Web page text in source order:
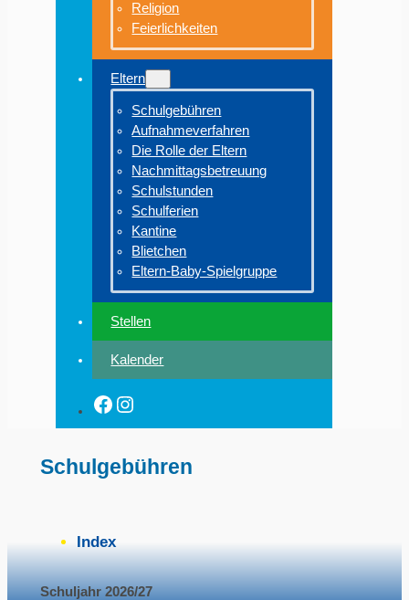
Religion
Feierlichkeiten
Eltern
Schulgebühren
Aufnahmeverfahren
Die Rolle der Eltern
Nachmittagsbetreuung
Schulstunden
Schulferien
Kantine
Blietchen
Eltern-Baby-Spielgruppe
Stellen
Kalender
Facebook
Instagram
Schulgebühren
Index
Schuljahr 2026/27